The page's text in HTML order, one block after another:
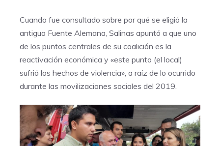
Cuando fue consultado sobre por qué se eligió la
antigua Fuente Alemana, Salinas apuntó a que uno
de los puntos centrales de su coalición es la
reactivación económica y «este punto (el local)
sufrió los hechos de violencia», a raíz de lo ocurrido
durante las movilizaciones sociales del 2019.